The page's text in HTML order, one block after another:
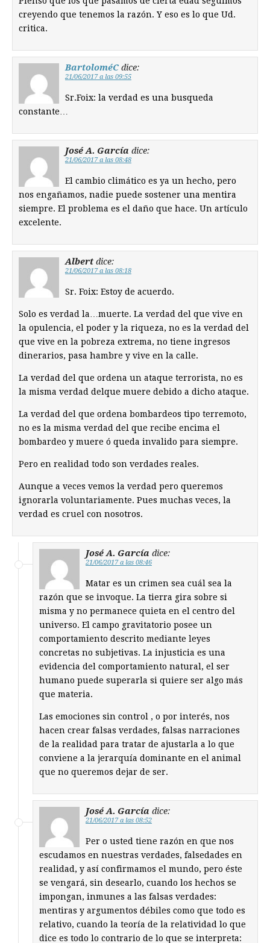
creyendo que tenemos la razón. Y eso es lo que Ud.
critica.
BartoloméC dice:
21/06/2017 a las 09:55
Sr.Foix: la verdad es una busqueda
constante…
José A. García dice:
21/06/2017 a las 08:48
El cambio climático es ya un hecho, pero
nos engañamos, nadie puede sostener una mentira
siempre. El problema es el daño que hace. Un artículo
excelente.
Albert dice:
21/06/2017 a las 08:18
Sr. Foix: Estoy de acuerdo.
Solo es verdad la…muerte. La verdad del que vive en
la opulencia, el poder y la riqueza, no es la verdad del
que vive en la pobreza extrema, no tiene ingresos
dinerarios, pasa hambre y vive en la calle.
La verdad del que ordena un ataque terrorista, no es
la misma verdad delque muere debido a dicho ataque.
La verdad del que ordena bombardeos tipo terremoto,
no es la misma verdad del que recibe encima el
bombardeo y muere ó queda invalido para siempre.
Pero en realidad todo son verdades reales.
Aunque a veces vemos la verdad pero queremos
ignorarla voluntariamente. Pues muchas veces, la
verdad es cruel con nosotros.
José A. García dice:
21/06/2017 a las 08:46
Matar es un crimen sea cuál sea la
razón que se invoque. La tierra gira sobre si
misma y no permanece quieta en el centro del
universo. El campo gravitatorio posee un
comportamiento descrito mediante leyes
concretas no subjetivas. La injusticia es una
evidencia del comportamiento natural, el ser
humano puede superarla si quiere ser algo más
que materia.
Las emociones sin control , o por interés, nos
hacen crear falsas verdades, falsas narraciones
de la realidad para tratar de ajustarla a lo que
conviene a la jerarquía dominante en el animal
que no queremos dejar de ser.
José A. García dice:
21/06/2017 a las 08:52
Per o usted tiene razón en que nos
escudamos en nuestras verdades, falsedades en
realidad, y así confirmamos el mundo, pero éste
se vengará, sin desearlo, cuando los hechos se
impongan, inmunes a las falsas verdades:
mentiras y argumentos débiles como que todo es
relativo, cuando la teoría de la relatividad lo que
dice es todo lo contrario de lo que se interpreta: